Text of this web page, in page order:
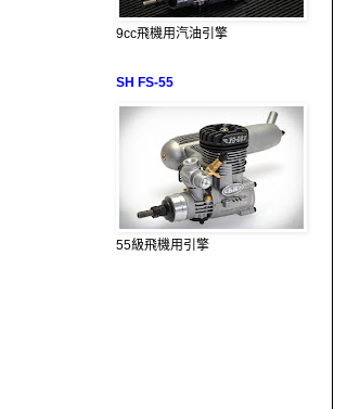
9cc飛機用汽油引擎
SH FS-55
55級飛機用引擎